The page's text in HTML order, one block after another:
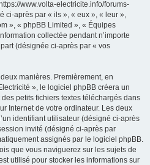
www.volta-electricite.info/forums-
ci-après par « ils », « eux », « leur »,
», « phpBB Limited », « Équipes
collectée pendant n’importe
(désignée ci-après par « vos
manières. Premièrement, en
», le logiciel phpBB créera un
petits fichiers textes téléchargés dans
Internet de votre ordinateur. Les deux
identifiant utilisateur (désigné ci-après
invité (désigné ci-après par
assignés par le logiciel phpBB.
que vous naviguerez sur les sujets de
utilisé pour stocker les informations sur